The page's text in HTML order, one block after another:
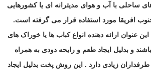
ساحلی با آب و هوای مدیترانه ای یا کشورهایی
جنوب افریقا مورد استفاده قرار می گرفته است.
عنوان ارائه دهنده انواع کباب ها یا خوراک های
و بدلیل ایجاد طعم و رایحه دودی به همراه
زیادی دارد . این روش پخت بدلیل ایجاد